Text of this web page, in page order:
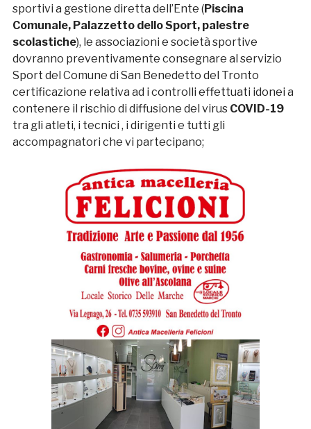
sportivi a gestione diretta dell’Ente (Piscina
Comunale, Palazzetto del lo Sport, palestre
scolastiche), le associazioni e società sportive
dovranno preventivamente consegnare al servizio
Sport del Comune di San Benedetto del Tronto
certificazione relativa ad i controlli effettuati idonei a
contenere il rischio di diffusione del virus COVID-19
tra gli atleti, i tecnici , i dirigenti e tutti gli
accompagnatori che vi partecipano;